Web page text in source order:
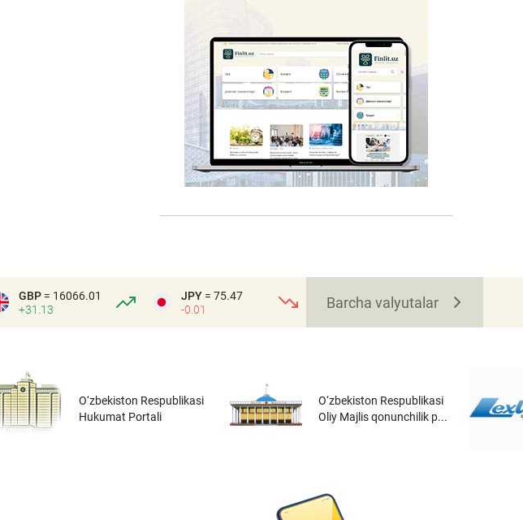
GBP = 16066.01
+31.13
JPY = 75.47
-0.01
Barcha valyutalar
O‘zbekiston Respublikasi
Hukumat Portali
O‘zbekiston Respublikasi
Oliy Majlis qonunchilik p...